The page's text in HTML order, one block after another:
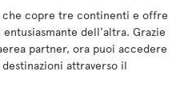
che copre tre continenti e offre
dell'altra. Grazie
partner, ora puoi accedere
attraverso il